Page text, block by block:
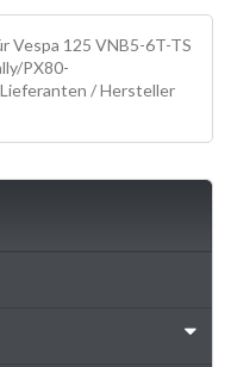
Vespa 125 VNB5-6T-TS
PX80-
/ Hersteller